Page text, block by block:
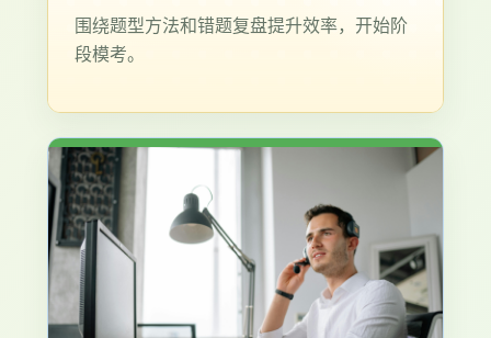
围绕题型方法和错题复盘提升效率，开始阶
段模考。